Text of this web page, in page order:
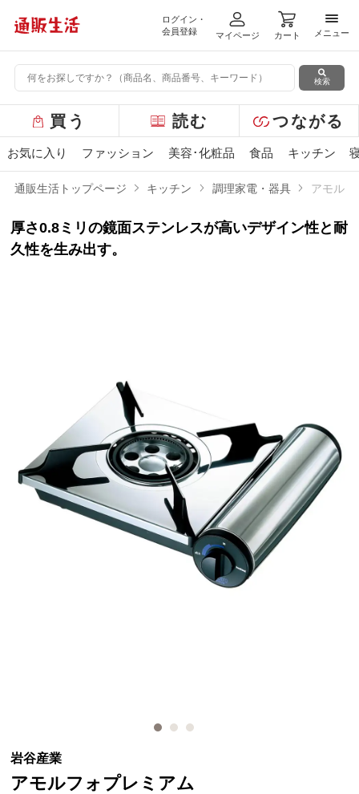
ログイン・
会員登録
マイページ カート
メニ
メニュー
検索
ー
バ
ュ
ー
買う 読む つながる
お気に入り ファッション 美容･化粧品 食品 キッチン
通販生活トップページ キッチン 調理家電・器具 アモル
厚さ0.8ミリの鏡面ステンレスが高いデザイン性と耐
久性を生み出す。
岩谷産業
アモルフォプレミアム